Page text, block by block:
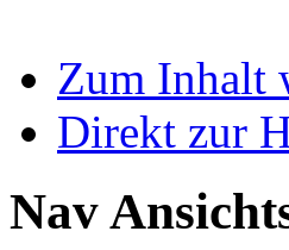
Zum Inhalt
Direkt zur
Nav